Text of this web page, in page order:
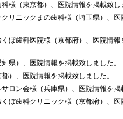
様（東京都）、医院情報を掲載致し
リニックまの歯科様（埼玉県）、
ぼ歯科医院様（京都府）、医院情報
県）、医院情報を掲載致しました。
）、医院情報を掲載致しました。
ロン会様（兵庫県）、医院情報を
ぼ歯科クリニック様（京都府）、医